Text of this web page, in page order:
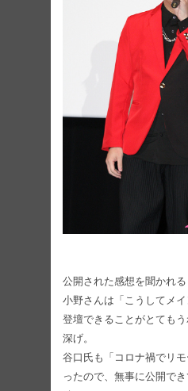
公開された感想を聞かれる
小野さんは「こうしてメ
登壇できることがとても
深げ。
谷口氏も「コロナ禍でリ
ったので、無事に公開で